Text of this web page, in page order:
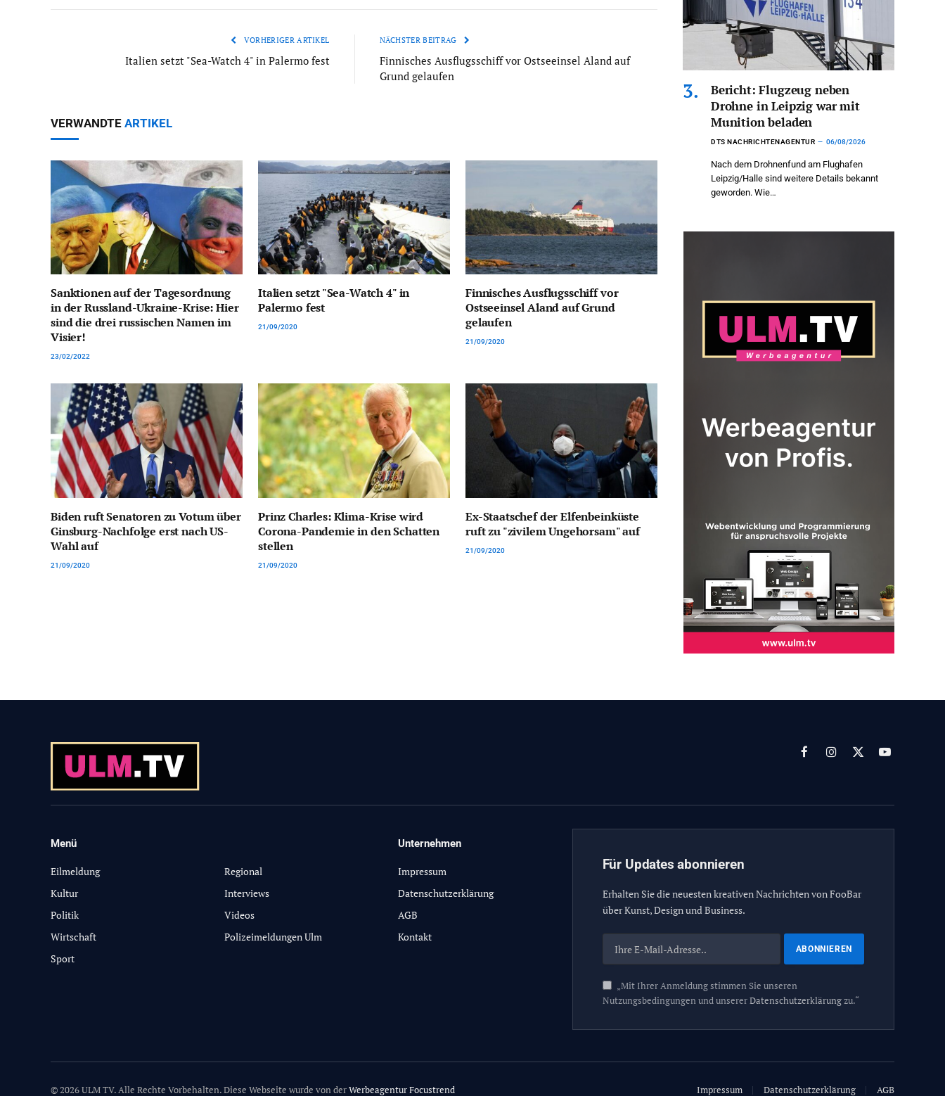
VORHERIGER ARTIKEL
Italien setzt "Sea-Watch 4" in Palermo fest
NÄCHSTER BEITRAG
Finnisches Ausflugsschiff vor Ostseeinsel Aland auf
Grund gelaufen
VERWANDTE ARTIKEL
Sanktionen auf der Tagesordnung
in der Russland-Ukraine-Krise: Hier
sind die drei russischen Namen im
Visier!
23/02/2022
Italien setzt "Sea-Watch 4" in
Palermo fest
21/09/2020
Finnisches Ausflugsschiff vor
Ostseeinsel Aland auf Grund
gelaufen
21/09/2020
Biden ruft Senatoren zu Votum über
Ginsburg-Nachfolge erst nach US-
Wahl auf
21/09/2020
Prinz Charles: Klima-Krise wird
Corona-Pandemie in den Schatten
stellen
21/09/2020
Ex-Staatschef der Elfenbeinküste
ruft zu "zivilem Ungehorsam" auf
21/09/2020
Bericht: Flugzeug neben
Drohne in Leipzig war mit
Munition beladen
DTS NACHRICHTENAGENTUR 06/08/2026
Nach dem Drohnenfund am Flughafen
Leipzig/Halle sind weitere Details bekannt
geworden. Wie…
FacebookInstagram
X
YouTube
Menü
Eilmeldung
Kultur
Politik
Wirtschaft
Sport
Regional
Interviews
Videos
Polizeimeldungen Ulm
Unternehmen
Impressum
Datenschutzerklärung
AGB
Kontakt
Für Updates abonnieren
Erhalten Sie die neuesten kreativen Nachrichten von FooBar
über Kunst, Design und Business.
„Mit Ihrer Anmeldung stimmen Sie unseren
Nutzungsbedingungen und unsererDatenschutzerklärungzu.“
© 2026 ULM TV. Alle Rechte Vorbehalten. Diese Webseite wurde von derWerbeagentur Focustrend Impressum Datenschutzerklärung AGB